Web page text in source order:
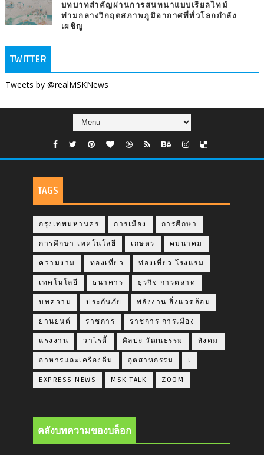
บทบาทสำคัญผ่านการสนทนาแบบเรียลไทม์
ท่ามกลางวิกฤตสภาพภูมิอากาศที่ทั่วโลกกำลัง
เผชิญ
TWITTER
Tweets by @realMSKNews
TAGS
กรุงเทพมหานคร การเมือง การศึกษา
การศึกษา เทคโนโลยี เกษตร คมนาคม
ความงาม ท่องเที่ยว ท่องเที่ยว โรงแรม
เทคโนโลยี ธนาคาร ธุรกิจ การตลาด
บทความ ประกันภัย พลังงาน สิ่งแวดล้อม
ยานยนต์ ราชการ ราชการ การเมือง
แรงงาน วาไรตี้ ศิลปะ วัฒนธรรม สังคม
อาหารและเครื่องดื่ม อุตสาหกรรม เ
EXPRESS NEWS MSK TALK ZOOM
คลังบทความของบล็อก